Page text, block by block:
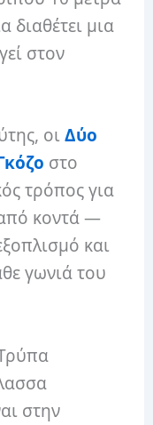
διαθέτει μια
στον
οιΔύο
στο
τρόπος για
κοντά —
και
γωνιά του
στην